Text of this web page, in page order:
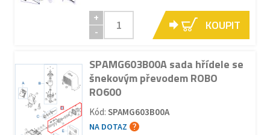
+
-
KOUPIT
SPAMG603B00A sada hřídele se
šnekovým převodem ROBO
RO600
Kód: SPAMG603B00A
NA DOTAZ